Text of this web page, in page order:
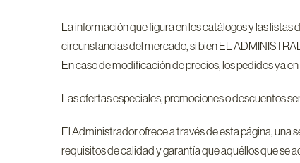
La información que figura en los catálogos y las
circunstancias del mercado, si bien EL
En caso de modificación de precios, los pedidos ya
Las ofertas especiales, promociones o descuentos
El Administrador ofrece a través de esta página,
requisitos de calidad y garantía que aquéllos que se